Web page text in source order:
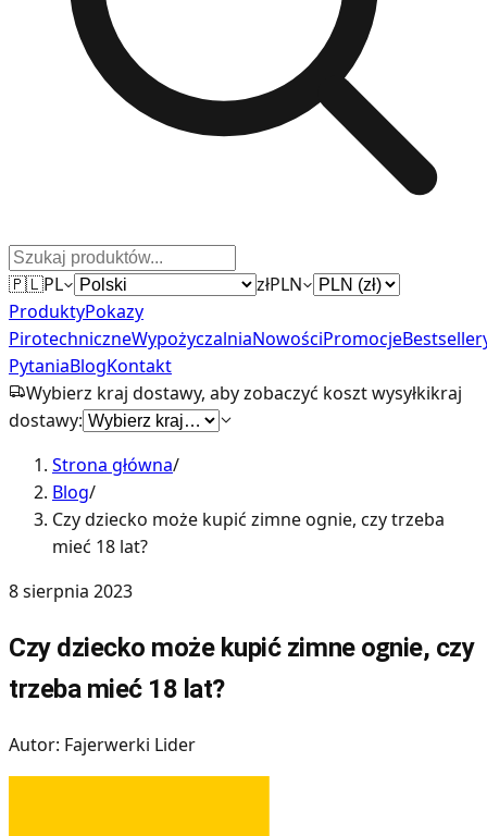
🇵🇱PL złPLN
ProduktyPokazy
PirotechniczneWypożyczalniaNowościPromocje
PytaniaBlogKontakt
Wybierz kraj dostawy, aby zobaczyć koszt wysyłkikraj
dostawy:
Strona główna/
Blog/
Czy dziecko może kupić zimne ognie, czy trzeba
mieć 18 lat?
8 sierpnia 2023
Czy dziecko może kupić zimne ognie, czy
trzeba mieć 18 lat?
Autor: Fajerwerki Lider